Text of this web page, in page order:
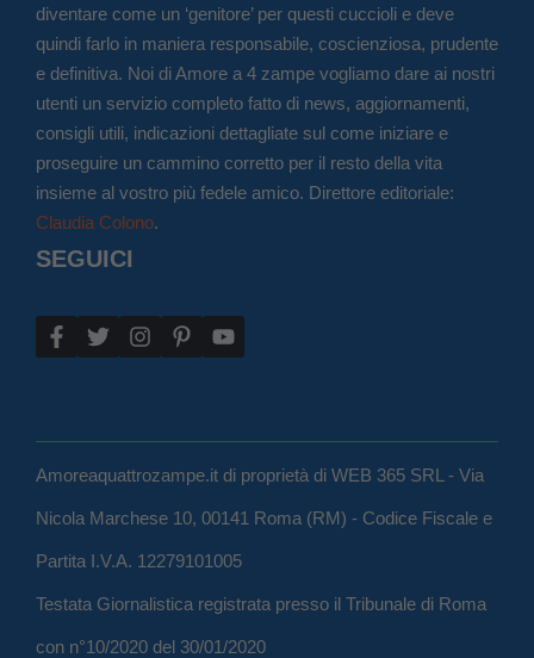
diventare come un ‘genitore’ per questi cuccioli e deve
quindi farlo in maniera responsabile, coscienziosa, prudente
e definitiva. Noi di Amore a 4 zampe vogliamo dare ai nostri
utenti un servizio completo fatto di news, aggiornamenti,
consigli utili, indicazioni dettagliate sul come iniziare e
proseguire un cammino corretto per il resto della vita
insieme al vostro più fedele amico. Direttore editoriale:
Claudia Colono.
SEGUICI
Amoreaquattrozampe.it di proprietà di WEB 365 SRL - Via
Nicola Marchese 10, 00141 Roma (RM) - Codice Fiscale e
Partita I.V.A. 12279101005
Testata Giornalistica registrata presso il Tribunale di Roma
con n°10/2020 del 30/01/2020